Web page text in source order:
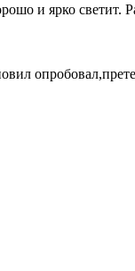
и ярко светит.